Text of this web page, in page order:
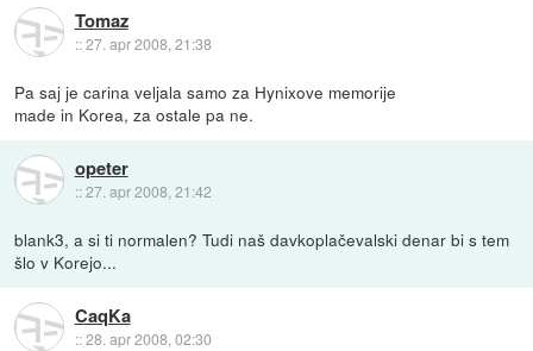
Tomaz
::27. apr 2008, 21:38
Pa saj je carina veljala samo za Hynixove memorije
made in Korea, za ostale pa ne.
opeter
::27. apr 2008, 21:42
blank3, a si ti normalen? Tudi naš davkoplačevalski denar bi s tem
šlo v Korejo...
CaqKa
::28. apr 2008, 02:30